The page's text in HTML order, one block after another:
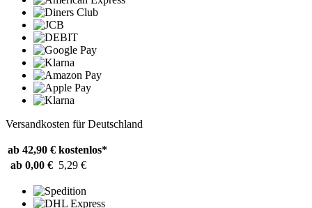
Versandkosten für Deutschland
ab 42,90 € kostenlos*
ab 0,00 € 5,29 €